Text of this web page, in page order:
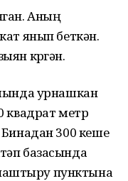
Аның
янып беткән.
күргән.
урнашкан
квадрат метр
300 кеше
базасында
пунктына